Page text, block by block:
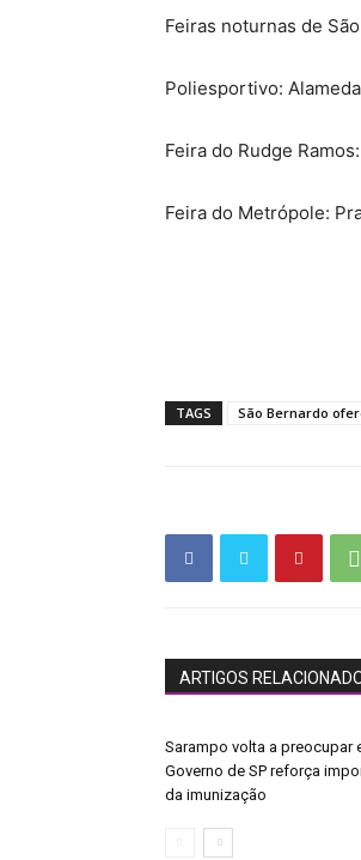
Feiras noturnas de
Poliesportivo:
Feira do Rudge
Feira do Metrópole:
TAGS São Bernardo
ARTIGOS
Sarampo volta a preocupar
Governo de SP reforça
da imunização